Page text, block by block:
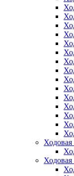
Ходовая
Ходовая